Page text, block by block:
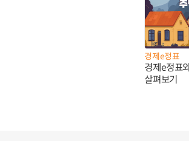
경제e정표
경제e정표
살펴보기